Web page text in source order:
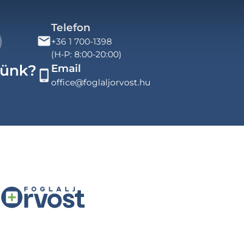
Telefon
+36 1 700-1398
(H-P: 8:00-20:00)
Email
office@foglaljorvost.hu